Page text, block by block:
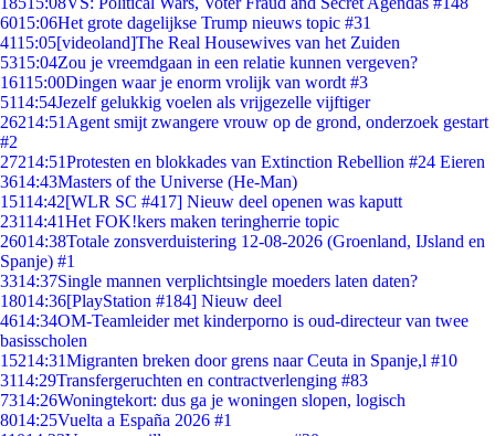
6015:06Het grote dagelijkse Trump nieuws topic #31
4115:05[videoland]The Real Housewives van het Zuiden
5315:04Zou je vreemdgaan in een relatie kunnen vergeven?
16115:00Dingen waar je enorm vrolijk van wordt #3
5114:54Jezelf gelukkig voelen als vrijgezelle vijftiger
26214:51 Agent smijt zwangere vrouw op de grond, onderzoek gestart
#2
27214:51Protesten en blokkades van Extinction Rebellion #24 Eieren
3614:43Masters of the Universe (He-Man)
15114:42[WLR SC #417] Nieuw deel openen was kaputt
23114:41Het FOK!kers maken teringherrie topic
26014:38Totale zonsverduistering 12-08-2026 (Groenland, IJsland en
Spanje) #1
3314:37Single mannen verplichtsingle moeders laten daten?
18014:36[PlayStation #184] Nieuw deel
4614:34OM-Teamleider met kinderporno is oud-directeur van twee
basisscholen
15214:31Migranten breken door grens naar Ceuta in Spanje,l #10
3114:29Transfergeruchten en contractverlenging #83
7314:26Woningtekort: dus ga je woningen slopen, logisch
8014:25Vuelta a España 2026 #1